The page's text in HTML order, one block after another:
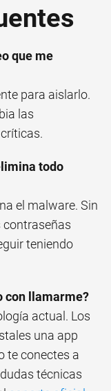
que me
para aislarlo.
las
todo
el malware. Sin
contraseñas
teniendo
con llamarme?
actual. Los
una app
te conectes a
técnicas